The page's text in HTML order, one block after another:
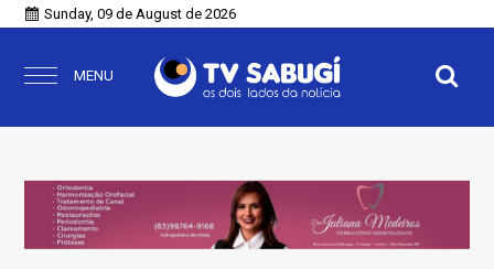
Sunday, 09 de August de 2026
MENU